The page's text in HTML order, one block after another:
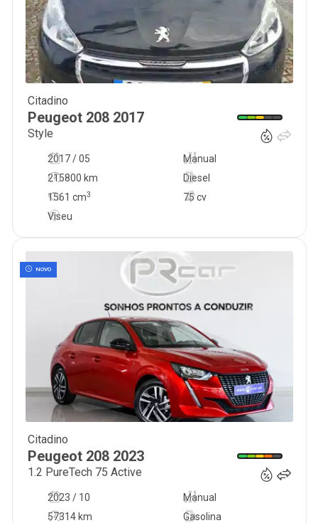
Citadino
Peugeot 208 2017
Style
2017 / 05
Manual
215800 km
75 cv
Diesel
1561 cm3
Viseu
NOVO
Citadino
Peugeot 208 2023
1.2 PureTech 75 Active
2023 / 10
Manual
57314 km
Gasolina